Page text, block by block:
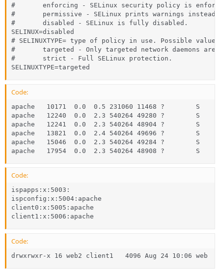
#       enforcing - SELinux security policy is
#       permissive - SELinux prints warnings instead
#       disabled - SELinux is fully disabled.
SELINUX=disabled
# SELINUXTYPE= type of policy in use. Possible
#       targeted - Only targeted network daemons are
#       strict - Full SELinux protection.
SELINUXTYPE=targeted
Code:
apache   10171  0.0  0.5 231060 11468 ?        S
apache   12240  0.0  2.3 540264 49280 ?        S
apache   12241  0.0  2.3 540264 48904 ?        S
apache   13821  0.0  2.4 540264 49696 ?        S
apache   15046  0.0  2.3 540264 49284 ?        S
apache   17954  0.0  2.3 540264 48908 ?        S
Code:
ispapps:x:5003:
ispconfig:x:5004:apache
client0:x:5005:apache
client1:x:5006:apache
Code:
drwxrwxr-x 16 web2 client1   4096 Aug 24 10:06 web